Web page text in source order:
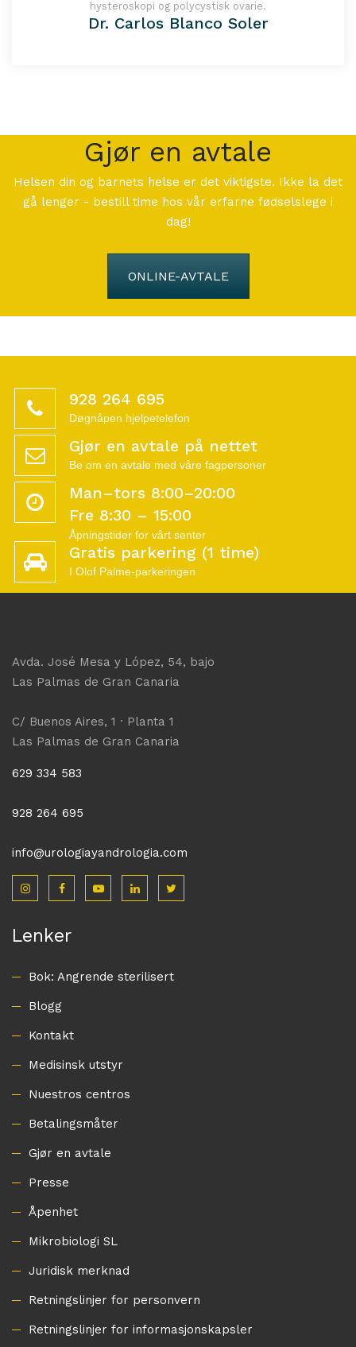
hysteroskopi og polycystisk ovarie.
Dr. Carlos Blanco Soler
Gjør en avtale
Helsen din og barnets helse er det viktigste. Ikke la det
gå lenger - bestill time hos vår erfarne fødselslege i
dag!
ONLINE-AVTALE
928 264 695
Døgnåpen hjelpetelefon
Gjør en avtale på nettet
Be om en avtale med våre fagpersoner
Man–tors 8:00–20:00
Fre 8:30 – 15:00
Åpningstider for vårt senter
Gratis parkering (1 time)
I Olof Palme-parkeringen
Avda. José Mesa y López, 54, bajo
Las Palmas de Gran Canaria
C/ Buenos Aires, 1 · Planta 1
Las Palmas de Gran Canaria
629 334 583
928 264 695
info@urologiayandrologia.com
Lenker
Bok: Angrende sterilisert
Blogg
Kontakt
Medisinsk utstyr
Nuestros centros
Betalingsmåter
Gjør en avtale
Presse
Åpenhet
Mikrobiologi SL
Juridisk merknad
Retningslinjer for personvern
Retningslinjer for informasjonskapsler